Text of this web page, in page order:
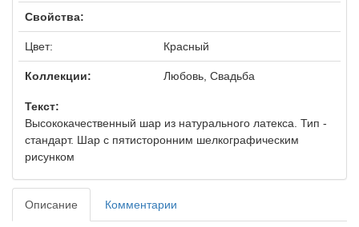
Свойства:
Цвет: Красный
Коллекции: Любовь, Свадьба
Текст:
Высококачественный шар из натурального латекса. Тип -
стандарт. Шар с пятисторонним шелкографическим
рисунком
Описание Комментарии